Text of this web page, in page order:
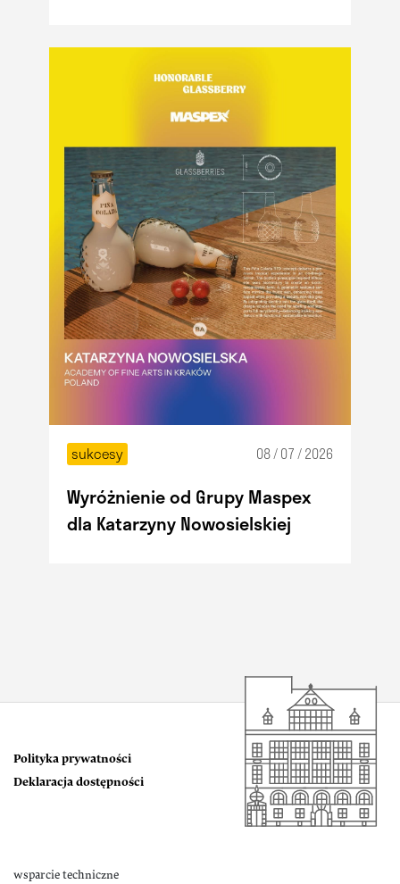
sukcesy 08 / 07 / 2026
Wyróżnienie od Grupy Maspex
dla Katarzyny Nowosielskiej
Polityka prywatności
Deklaracja dostępności
wsparcie techniczne